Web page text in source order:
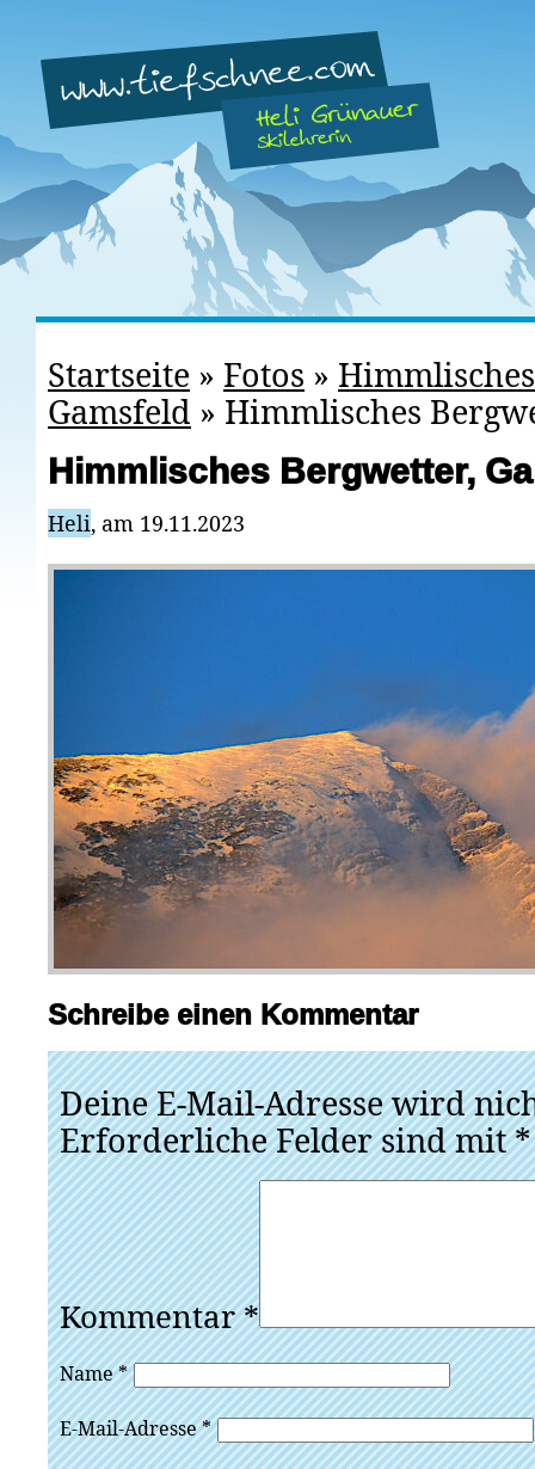
Startseite » Fotos »
Gamsfeld » Himmlisches
Himmlisches Bergwetter,
Heli, am 19.11.2023
Schreibe einen Kommentar
Deine E-Mail-Adresse wird
Erforderliche Felder sind mit*
Kommentar*
Name*
E-Mail-Adresse*